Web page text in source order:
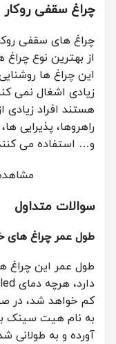
چراغ سقفی روکار
چراغ های سقفی
از بهترین نوع
این چراغ ها
زیادی اشغال نمی
هستند افراد زیادی
راهروها، پذیرایی
و… استفاده می
سوالات متداول
طول عمر چراغ های
طول عمر این چراغ
کم خواهد شد، در
به نام هیت سینک
آورده و به طولانی